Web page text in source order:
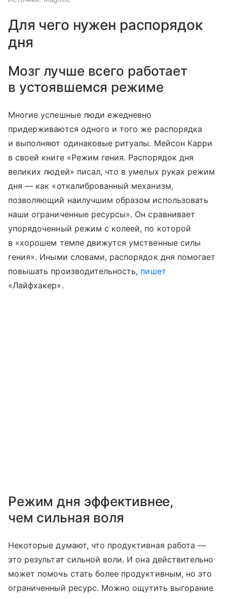
Для чего нужен распорядок
дня
Мозг лучше всего работает
в устоявшемся режиме
Многие успешные люди ежедневно
придерживаются одного и того же распорядка
и выполняют одинаковые ритуалы. Мейсон Карри
в своей книге «Режим гения. Распорядок дня
великих людей» писал, что в умелых руках режим
дня — как «откалиброванный механизм,
позволяющий наилучшим образом использовать
наши ограниченные ресурсы». Он сравнивает
упорядоченный режим с колеей, по которой
в «хорошем темпе движутся умственные силы
гения». Иными словами, распорядок дня помогает
повышать производительность, пишет
«Лайфхакер».
Режим дня эффективнее,
чем сильная воля
Некоторые думают, что продуктивная работа —
это результат сильной воли. И она действительно
может помочь стать более продуктивным, но это
ограниченный ресурс. Можно ощутить выгорание